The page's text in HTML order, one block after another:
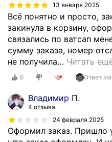
13 января 2025
Всё понятно и просто,
закинула в корзину,
связались по ватсап
сумму заказа, номер
не получила… Читать
6 Ответ
Владимир П.
4 отзыва
24 февраля 2025
Оформил заказ. Пришло